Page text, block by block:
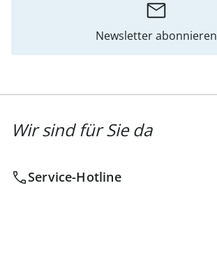
Newsletter abonnieren
Wir sind für Sie da
Service-Hotline